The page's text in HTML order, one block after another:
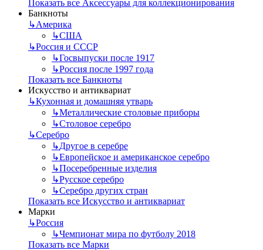
Показать все Аксессуары для коллекционирования
Банкноты
↳Америка
↳США
↳Россия и СССР
↳Госвыпуски после 1917
↳Россия после 1997 года
Показать все Банкноты
Искусство и антиквариат
↳Кухонная и домашняя утварь
↳Металлические столовые приборы
↳Столовое серебро
↳Серебро
↳Другое в серебре
↳Европейское и американское серебро
↳Посеребренные изделия
↳Русское серебро
↳Серебро других стран
Показать все Искусство и антиквариат
Марки
↳Россия
↳Чемпионат мира по футболу 2018
Показать все Марки